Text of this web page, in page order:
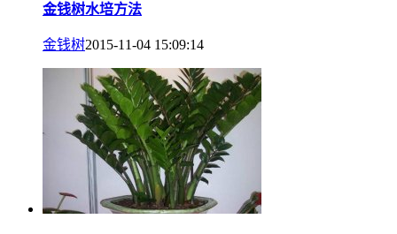
金钱树水培方法
金钱树2015-11-04 15:09:14